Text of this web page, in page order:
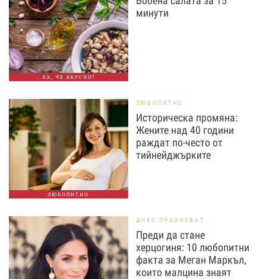
АХ, ЧЕ ВКУСНО!
минути
ЛЮБОПИТНО
ЛЮБОПИТНО
Историческа промяна:
Жените над 40 години
раждат по-често от
тийнейджърките
ДНЕС ПРАЗНУВАТ
Преди да стане
херцогиня: 10 любопитни
факта за Меган Маркъл,
които малцина знаят